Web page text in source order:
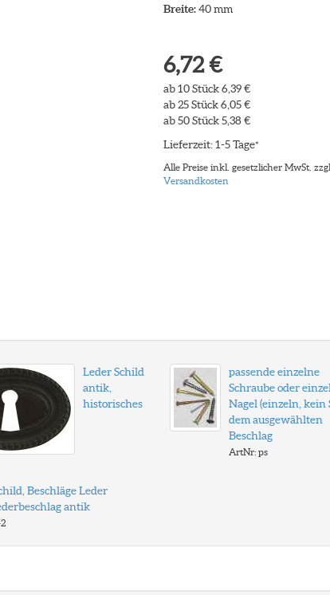
Breite:40 mm
6,72 €
ab 10 Stück 6,39 €
ab 25 Stück 6,05 €
ab 50 Stück 5,38 €
Lieferzeit: 1-5 Tage*
Alle Preise inkl. gesetzlicher MwSt. zzgl.
Versandkosten
Leder Schild
antik,
historisches
Beschläge Leder
antik
passende einzelne
Schraube oder
Nagel (einzeln, kein
dem ausgewählten
Beschlag
ArtNr: ps